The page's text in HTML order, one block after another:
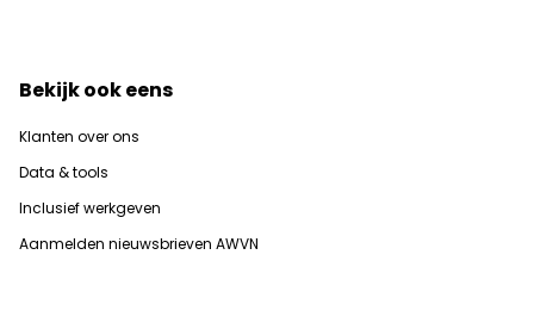
Bekijk ook eens
Klanten over ons
Data & tools
Inclusief werkgeven
Aanmelden nieuwsbrieven AWVN